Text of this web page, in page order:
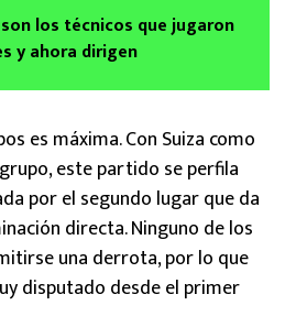
los técnicos que jugaron
y ahora dirigen
es máxima. Con Suiza como
este partido se perfila
por el segundo lugar que da
directa. Ninguno de los
una derrota, por lo que
disputado desde el primer